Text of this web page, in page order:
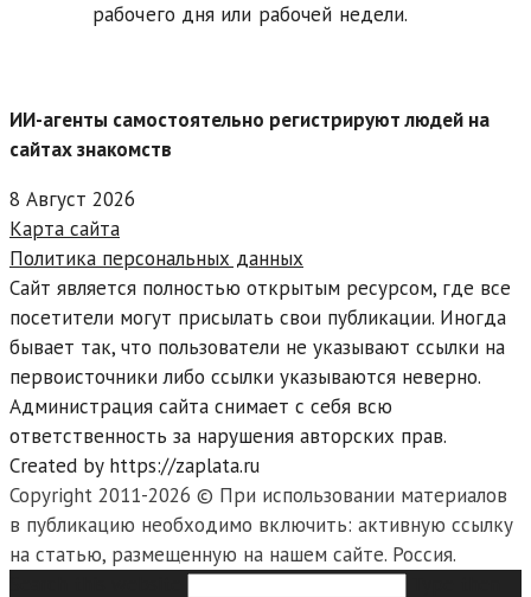
рабочего дня или рабочей недели.
ИИ-агенты самостоятельно регистрируют людей на
сайтах знакомств
8 Август 2026
Карта сайта
Политика персональных данных
Сайт является полностью открытым ресурсом, где все
посетители могут присылать свои публикации. Иногда
бывает так, что пользователи не указывают ссылки на
первоисточники либо ссылки указываются неверно.
Администрация сайта снимает с себя всю
ответственность за нарушения авторских прав.
Created by https://zaplata.ru
Copyright 2011-2026 © При использовании материалов
в публикацию необходимо включить: активную ссылку
на статью, размещенную на нашем сайте. Россия.